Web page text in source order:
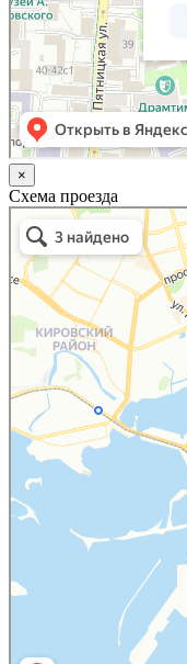
×
Схема проезда
Казань
Малый Татарский переулок,
Яндекс.Карты